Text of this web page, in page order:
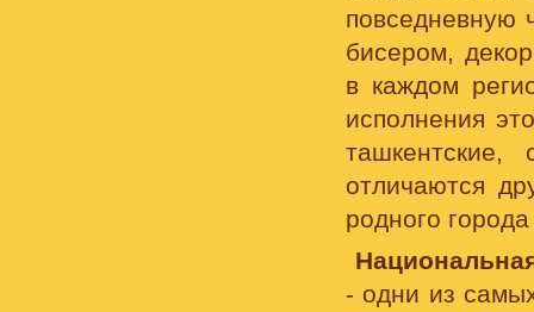
повседневную
бисером,
в каждом
исполнения
ташкентские,
отличаются
родного
- одни из